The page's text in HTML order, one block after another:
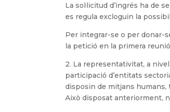
La sol·licitud d’ingrés ha de
es regula excloguin la
Per integrar-se o per donar-
la petició en la primera
2. La representativitat, a
participació d’entitats
disposin de mitjans
Això disposat anteriorment,